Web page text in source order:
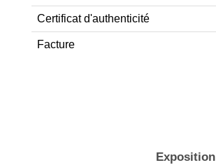
Certificat d'authenticité
Facture
Exposition